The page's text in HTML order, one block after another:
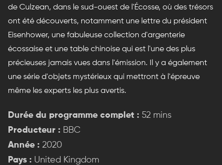
de Culzean, dans le sud-ouest de l'Écosse, où des trésors
ont été découverts, notamment une lettre du président
Eisenhower, une fabuleuse collection d'argenterie
écossaise et une table chinoise qui est l'une des plus
précieuses jamais vues dans l'émission. Il y a également
une série d'objets mystérieux qui mettront à l'épreuve
même les experts les plus avertis.
Durée du programme complet : 52 mins
Producteur : BBC
Année : 2020
Pays : United Kingdom